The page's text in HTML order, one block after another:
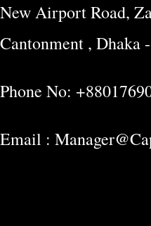
New Airport Road,
Cantonment , Dhaka
Phone No:
Email :